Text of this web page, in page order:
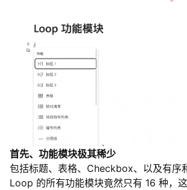
首先、功能模块极其稀少
包括标题、表格、Checkbox、以及有序
Loop 的所有功能模块竟然只有 16 种，